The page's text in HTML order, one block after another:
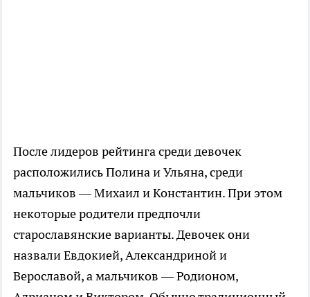
После лидеров рейтинга среди девочек
расположились Полина и Ульяна, среди
мальчиков — Михаил и Константин. При этом
некоторые родители предпочли
старославянские варианты. Девочек они
назвали Евдокией, Александриной и
Верославой, а мальчиков — Родионом,